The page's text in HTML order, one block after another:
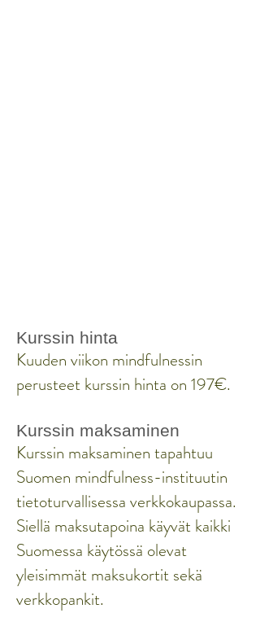
Kurssin hinta
Kuuden viikon mindfulnessin
perusteet kurssin hinta on 197€.
Kurssin maksaminen
Kurssin maksaminen tapahtuu
Suomen mindfulness-instituutin
tietoturvallisessa verkkokaupassa.
Siellä maksutapoina käyvät kaikki
Suomessa käytössä olevat
yleisimmät maksukortit sekä
verkkopankit.